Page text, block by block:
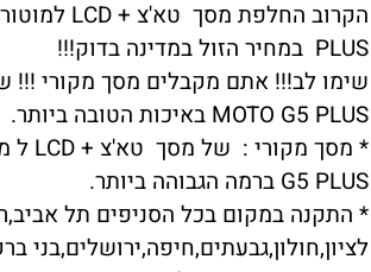
PLUS במחיר הזול במדינה בדוק!!!
שימו לב!!! אתם מקבלים מסך מקורי !!!
MOTO G5 PLUS באיכות הטובה ביותר.
G5 PLUS ברמה הגבוהה ביותר.
* התקנה במקום בכל הסניפים תל
לציון,חולון,גבעתים,חיפה,ירושלים,בני